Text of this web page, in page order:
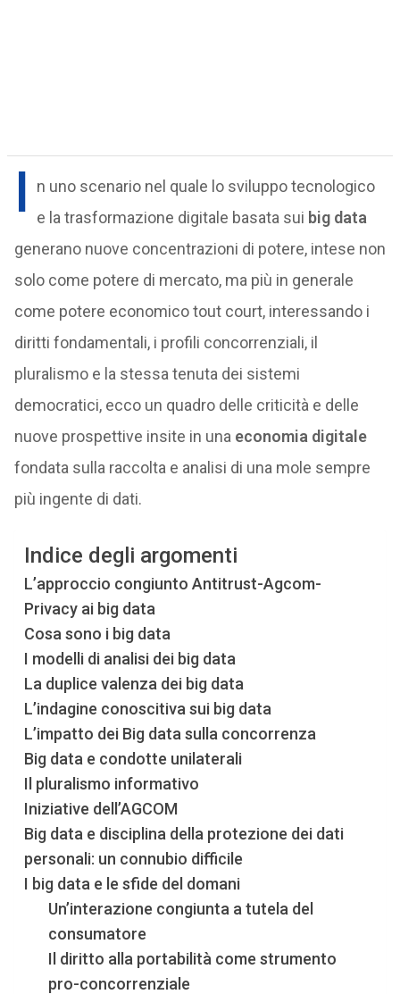
I
n uno scenario nel quale lo sviluppo tecnologico
e la trasformazione digitale basata sui big data
generano nuove concentrazioni di potere, intese non
solo come potere di mercato, ma più in generale
come potere economico tout court, interessando i
diritti fondamentali, i profili concorrenziali, il
pluralismo e la stessa tenuta dei sistemi
democratici, ecco un quadro delle criticità e delle
nuove prospettive insite in una economia digitale
fondata sulla raccolta e analisi di una mole sempre
più ingente di dati.
Indice degli argomenti
L’approccio congiunto Antitrust-Agcom-
Privacy ai big data
Cosa sono i big data
I modelli di analisi dei big data
La duplice valenza dei big data
L’indagine conoscitiva sui big data
L’impatto dei Big data sulla concorrenza
Big data e condotte unilaterali
Il pluralismo informativo
Iniziative dell’AGCOM
Big data e disciplina della protezione dei dati
personali: un connubio difficile
I big data e le sfide del domani
Un’interazione congiunta a tutela del
consumatore
Il diritto alla portabilità come strumento
pro-concorrenziale